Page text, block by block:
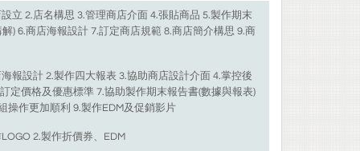
立 2.店名構思 3.管理商店介面 4.張貼商品 5.製作期末
) 6.商店海報設計 7.訂定商店規範 8.商店簡介構思 9.商
報設計 2.製作四大報表 3.協助商店設計介面 4.掌控後
定價格及優惠標準 7.協助製作期末報告書(數據與報表)
操作更加順利 9.製作EDM及促銷影片
2.製作折價券、EDM